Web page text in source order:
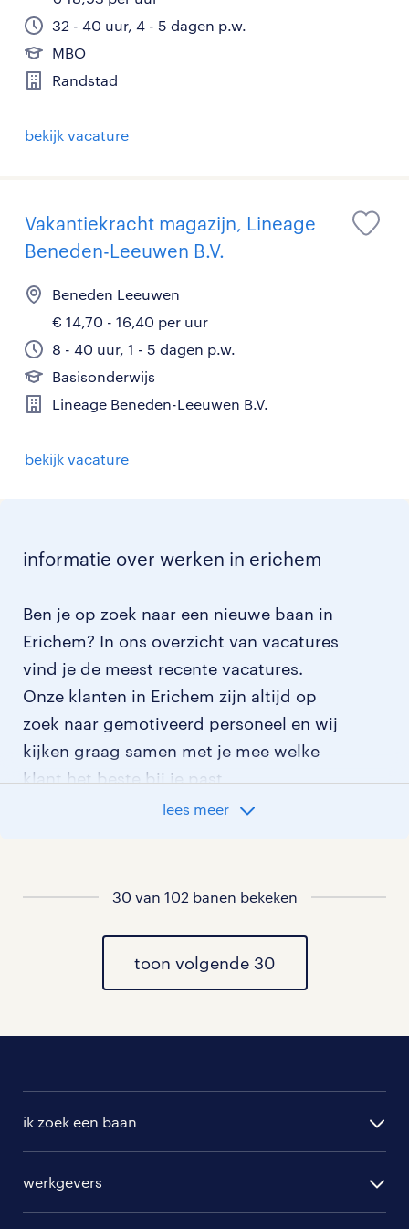
32 - 40 uur, 4 - 5 dagen p.w.
MBO
Randstad
bekijk vacature
Vakantiekracht magazijn, Lineage
Beneden-Leeuwen B.V.
Beneden Leeuwen
€ 14,70 - 16,40 per uur
8 - 40 uur, 1 - 5 dagen p.w.
Basisonderwijs
Lineage Beneden-Leeuwen B.V.
bekijk vacature
informatie over werken in erichem
Ben je op zoek naar een nieuwe baan in
Erichem? In ons overzicht van vacatures
vind je de meest recente vacatures.
Onze klanten in Erichem zijn altijd op
zoek naar gemotiveerd personeel en wij
kijken graag samen met je mee welke
klant het beste bij je past.
vacatures in Buren
lees meer
30 van 102 banen bekeken
toon volgende 30
ik zoek een baan
werkgevers